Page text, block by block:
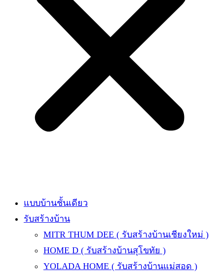
แบบบ้านชั้นเดียว
รับสร้างบ้าน
MITR THUM DEE ( รับสร้างบ้านเชียงใหม่ )
HOME D ( รับสร้างบ้านสุโขทัย )
YOLADA HOME ( รับสร้างบ้านแม่สอด )